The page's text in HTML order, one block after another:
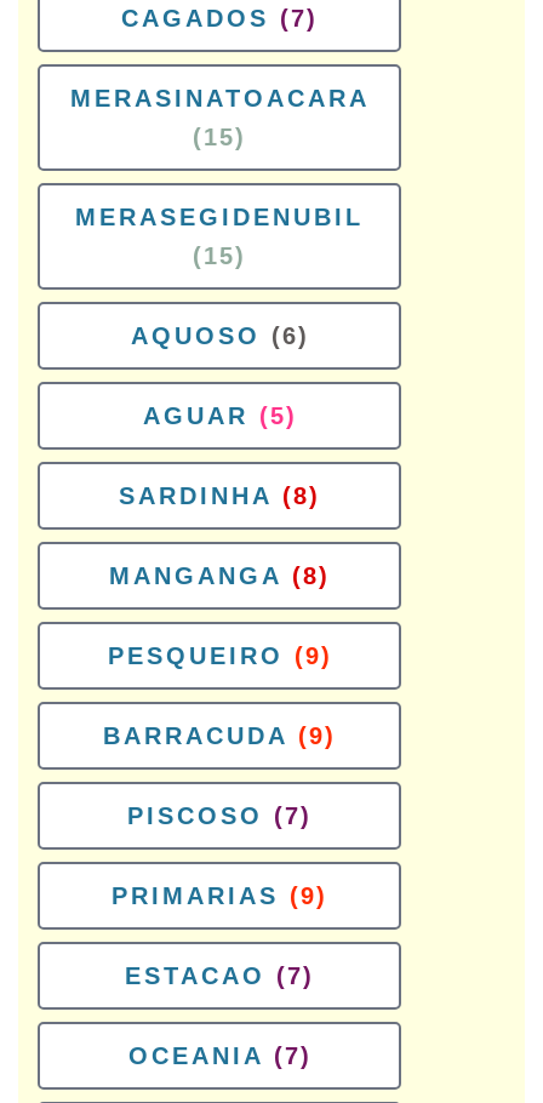
CAGADOS (7)
MERASINATOACARA
(15)
MERASEGIDENUBIL
(15)
AQUOSO (6)
AGUAR (5)
SARDINHA (8)
MANGANGA (8)
PESQUEIRO (9)
BARRACUDA (9)
PISCOSO (7)
PRIMARIAS (9)
ESTACAO (7)
OCEANIA (7)